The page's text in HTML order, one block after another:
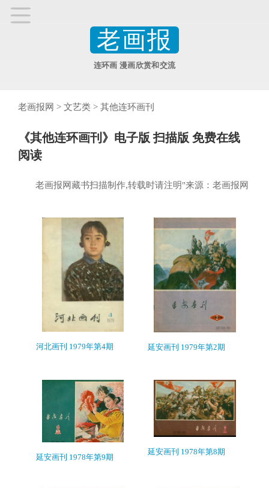
老画报
连环画 漫画欣赏和交流
老画报网 > 文艺类 > 其他连环画刊
《其他连环画刊》电子版 扫描版 免费在线
阅读
老画报网藏书扫描制作,转载时请注明"来源：老画报网
河北画刊 1979年第4期 延安画刊 1979年第2期
延安画刊 1978年第9期
延安画刊 1978年第8期